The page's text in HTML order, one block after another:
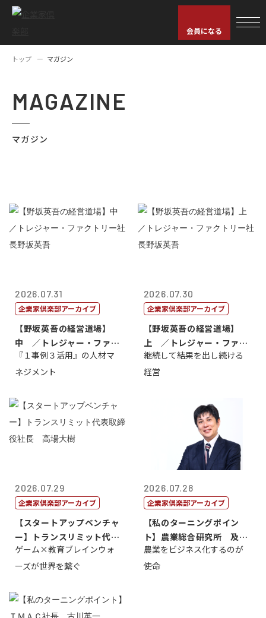
会員になる
トップ マガジン
MAGAZINE
マガジン
2026.07.31
企業家倶楽部アーカイブ
【野坂英吾の経営道場】
中 ／トレジャー・ファク
トリー社長野坂...
『１事例３活用』の人材マ
ネジメント
2026.07.30
企業家倶楽部アーカイブ
【野坂英吾の経営道場】
上 ／トレジャー・ファク
トリー社長野坂...
継続して結果を出し続ける
経営
2026.07.29
企業家倶楽部アーカイブ
【スタートアップベンチャ
ー】トランスリミット代表
取締役社長 ...
ゲーム×教育ブレインウォ
ーズが世界を繋ぐ
2026.07.28
企業家倶楽部アーカイブ
【私のターニングポイン
ト】農業総合研究所 及川
智正
農業をビジネス化するのが
使命